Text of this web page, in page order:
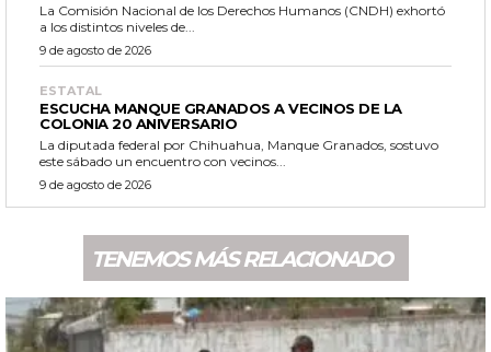
La Comisión Nacional de los Derechos Humanos (CNDH) exhortó
a los distintos niveles de...
9 de agosto de 2026
ESTATAL
ESCUCHA MANQUE GRANADOS A VECINOS DE LA
COLONIA 20 ANIVERSARIO
La diputada federal por Chihuahua, Manque Granados, sostuvo
este sábado un encuentro con vecinos...
9 de agosto de 2026
TENEMOS MÁS RELACIONADO